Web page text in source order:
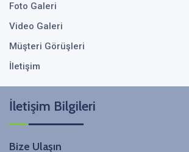
Foto Galeri
Video Galeri
Müşteri Görüşleri
İletişim
İletişim Bilgileri
Bize Ulaşın